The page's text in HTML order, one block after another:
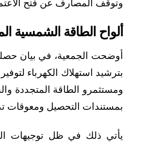
وتوقف المصارف عن فتح
ألواح الطاقة الشمسية
أوضحت الجمعية، في بيان
بترشيد استهلاك الكهرباء لتوفير
ومستثمرو الطاقة المتجددة
بمستندات التحصيل ومعوقات
يأتي ذلك في ظل توجيهات